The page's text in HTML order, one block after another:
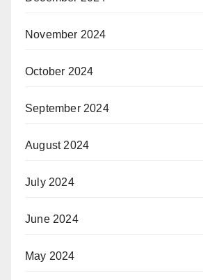
November 2024
October 2024
September 2024
August 2024
July 2024
June 2024
May 2024